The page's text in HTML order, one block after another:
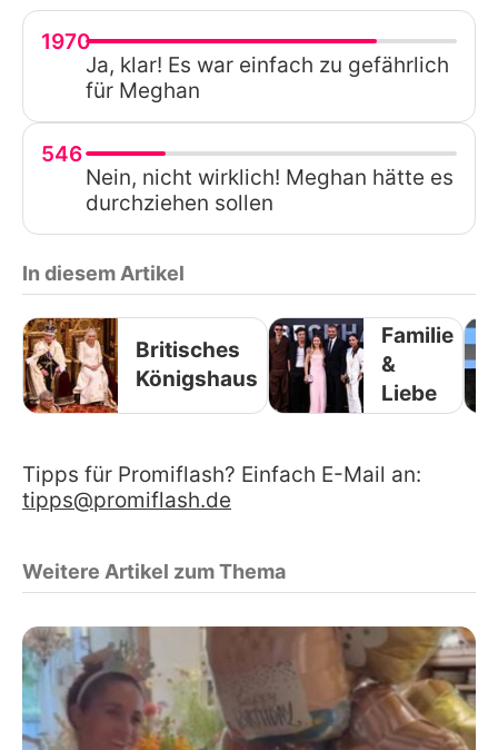
1970
Ja, klar! Es war einfach zu gefährlich
für Meghan
546
Nein, nicht wirklich! Meghan hätte es
durchziehen sollen
In diesem Artikel
Britisches
Königshaus
Familie
&
Liebe
Tipps für Promiflash? Einfach E-Mail an:
tipps@promiflash.de
Weitere Artikel zum Thema